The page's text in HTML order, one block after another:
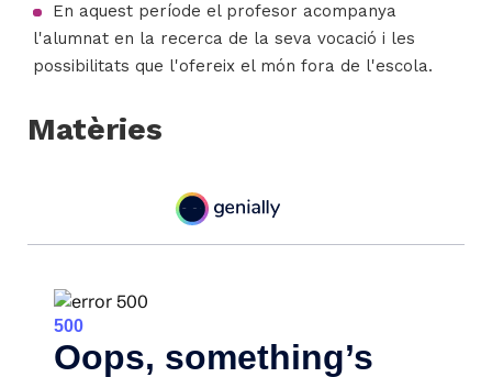
En aquest període el profesor acompanya
l'alumnat en la recerca de la seva vocació i les
possibilitats que l'ofereix el món fora de l'escola.
Matèries